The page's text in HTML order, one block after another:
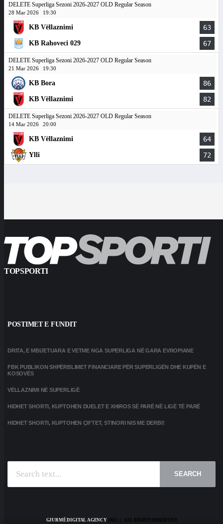
DELETE Superliga Sezoni 2026-2027 OLD Regular Season
28 Mar 2026 19:30
KB Vëllaznimi 63
KB Rahoveci 029 67
DELETE Superliga Sezoni 2026-2027 OLD Regular Season
21 Mar 2026 19:30
KB Bora 86
KB Vëllaznimi 82
DELETE Superliga Sezoni 2026-2027 OLD Regular Season
14 Mar 2026 20:00
KB Vëllaznimi 64
Ylli 72
TOPSPORTI
POSTIMET E FUNDIT
DRITA, E MBIJETUARA E VETME NGA SUPERLIGA NË GARA EVROPIANE
FBK PUBLIKON SHPËRBLIMET FINANCIARE PËR SUPERLIGËN DHE KUPËN E
KOSOVËS
VËLLAZNIMI NË SUPERLIGË
HIDHET SHORTI, KUPTOHEN DUELET E XHIROS SË PARË NË LIGË TË PARË
HIDHET SHORTI, KUPTOHEN ÇIFTET, STINORI NIS ME DERBI!
SEARCH
GJURMË DIGITAL AGENCY2025 | ALL RIGHTS RESERVED